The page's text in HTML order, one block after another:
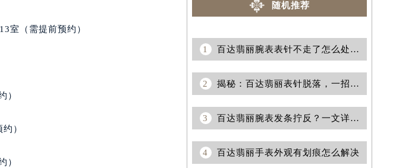
预约）
室（需提前预约）
）
）
）
随机推荐
1 百达翡丽腕表表针不走了怎么处理（专业维修指南与日常保养技巧）
2 揭秘：百达翡丽表针脱落，一招搞定！
3 百达翡丽腕表发条拧反？一文详解解决技巧与集锦攻略！
4 百达翡丽手表外观有划痕怎么解决